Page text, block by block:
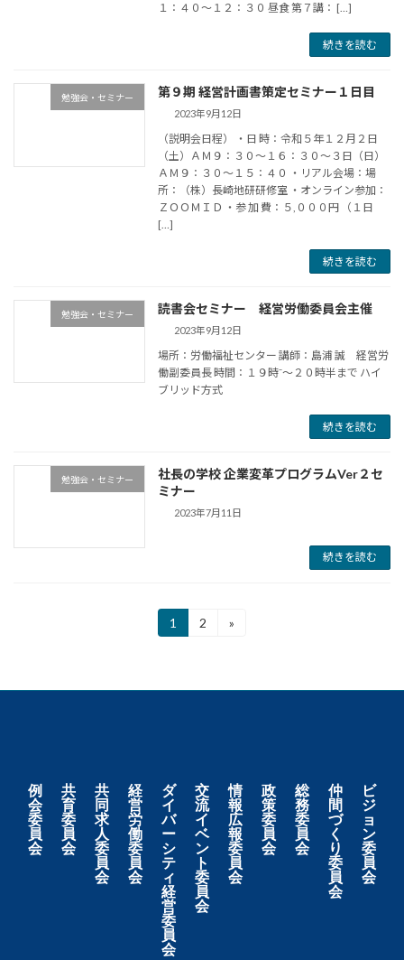
１：４０～１２：３０ 昼食 第７講： […]
続きを読む
勉強会・セミナー 第９期 経営計画書策定セミナー１日目
2023年9月12日
（説明会日程） ・日 時：令和５年１２月２日
（土）ＡＭ９：３０～１６：３０～３日（日）
ＡＭ９：３０～１５：４０ ・リアル会場：場
所：（株）長崎地研研修室 ・オンライン参加：
ＺＯＯＭＩＤ ・参 加 費：５,０００円 （１日
[…]
続きを読む
勉強会・セミナー 読書会セミナー 経営労働委員会主催
2023年9月12日
場所：労働福祉センター 講師：島浦 誠 経営労
働副委員長 時間：１９時⁻～２０時半まで ハイ
ブリッド方式
続きを読む
勉強会・セミナー
社長の学校 企業変革プログラムVer２セ
ミナー
2023年7月11日
続きを読む
1 2 »
例
会
委
員
会
共
育
委
員
会
共
同
求
人
委
員
会
経
営
労
働
委
員
会
ダ
イ
バ
ー
シ
テ
ィ
経
営
委
員
会
交
流
イ
ベ
ン
ト
委
員
会
情
報
広
報
委
員
会
政
策
委
員
会
総
務
委
員
会
仲
間
づ
く
り
委
員
会
ビ
ジ
ョ
ン
委
員
会